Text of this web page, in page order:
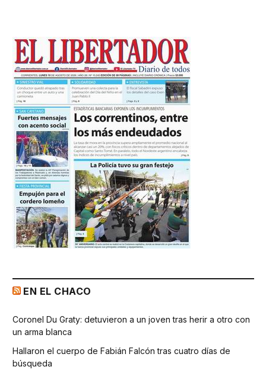
EN EL CHACO
Coronel Du Graty: detuvieron a un joven tras herir a otro con
un arma blanca
Hallaron el cuerpo de Fabián Falcón tras cuatro días de
búsqueda